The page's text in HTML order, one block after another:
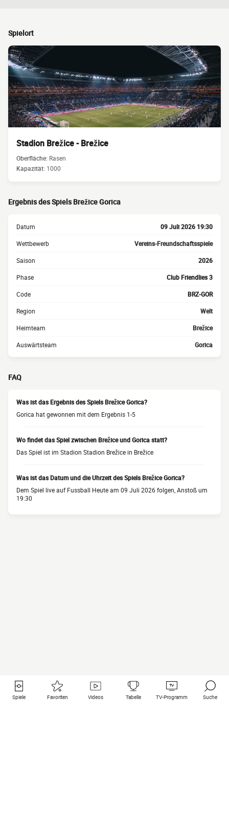
Spielort
Stadion Brežice - Brežice
Oberfläche: Rasen
Kapazität: 1000
Ergebnis des Spiels Brežice Gorica
Datum 09 Juli 2026 19:30
Wettbewerb Vereins-Freundschaftsspiele
Saison 2026
Phase Club Friendlies 3
Code BRZ-GOR
Region Welt
Heimteam Brežice
Auswärtsteam Gorica
FAQ
Was ist das Ergebnis des Spiels Brežice Gorica?
Gorica hat gewonnen mit dem Ergebnis 1-5
Wo findet das Spiel zwischen Brežice und Gorica statt?
Das Spiel ist im Stadion Stadion Brežice in Brežice
Was ist das Datum und die Uhrzeit des Spiels Brežice Gorica?
Dem Spiel live auf Fussball Heute am 09 Juli 2026 folgen, Anstoß um
19:30
Spiele Favoriten Videos Tabelle TV-Programm Suche